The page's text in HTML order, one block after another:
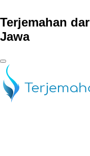
Terjemahan
Jawa